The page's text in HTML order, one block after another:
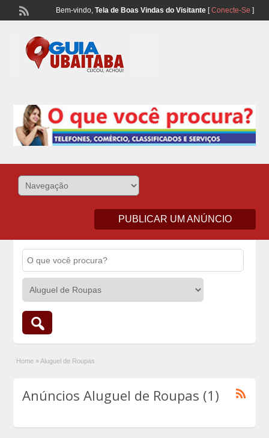
Bem-vindo, Tela de Boas Vindas do Visitante[Conecte-Se ]
PUBLICAR UM ANÚNCIO
Home » Aluguel de Roupas
Anúncios Aluguel de Roupas (1)